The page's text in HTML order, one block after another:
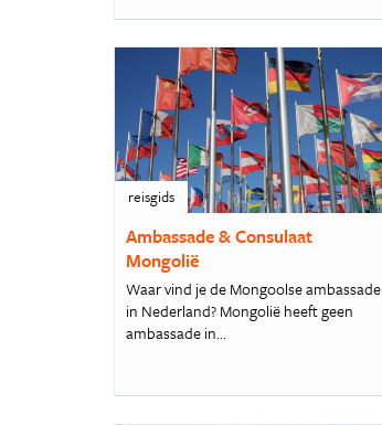
reisgids
Ambassade & Consulaat
Mongolië
Waar vind je de Mongoolse ambassade
in Nederland? Mongolië heeft geen
ambassade in...